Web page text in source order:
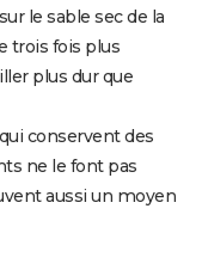
le sable sec de la
trois fois plus
plus dur que
conservent des
ne le font pas
aussi un moyen